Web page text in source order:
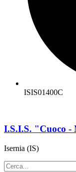
ISIS01400C
I.S.I.S. "Cuoco
Isernia (IS)